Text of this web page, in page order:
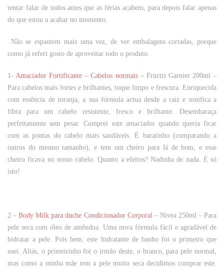
tentar falar de todos antes que as férias acabem, para depois falar apenas
do que estou a acabar no momento.
Não se espantem mais uma vez, de ver embalagens cortadas, porque
como já referi gosto de aproveitar todo o produto.
1-Amaciador Fortificante – Cabelos normais – Fructis Garnier 200ml –
Para cabelos mais fortes e brilhantes, toque limpo e frescura. Enriquecida
com essência de toranja, a sua fórmula actua desde a raiz e tonifica a
fibra para um cabelo resistente, fresco e brilhante. Desembaraça
perfeitamente sem pesar. Comprei este amaciador quando queria ficar
com as pontas do cabelo mais saudáveis. É baratinho (comparando a
outros do mesmo tamanho), e tem um cheiro para lá de bom, e esse
cheiro ficava no nosso cabelo. Quanto a efeitos? Nadinha de nada. É só
isto!
2 –Body Milk para duche Condicionador Corporal – Nivea 250ml – Para
pele seca com óleo de amêndoa. Uma nova fórmula fácil e agradável de
hidratar a pele. Pois bem, este hidratante de banho foi o primeiro que
usei. Aliás, o primeirinho foi o irmão deste, o branco, para pele normal,
mas como a minha mãe tem a pele muito seca decidimos comprar este.